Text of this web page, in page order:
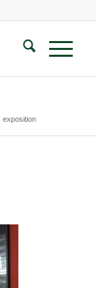
exposition